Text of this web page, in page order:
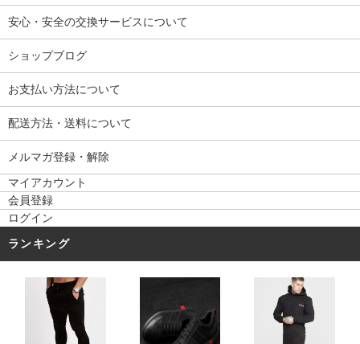
安心・安全の交換サービスについて
ショップブログ
お支払い方法について
配送方法・送料について
メルマガ登録・解除
マイアカウント
会員登録
ログイン
ランキング